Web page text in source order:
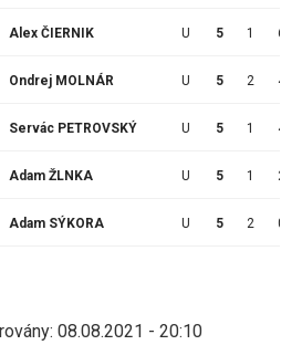
Alex ČIERNIK U 5 1 6
Ondrej MOLNÁR U 5 2 4
Servác PETROVSKÝ U 5 1 4
Adam ŽLNKA U 5 1 2
Adam SÝKORA U 5 2 0
08.08.2021 - 20:10